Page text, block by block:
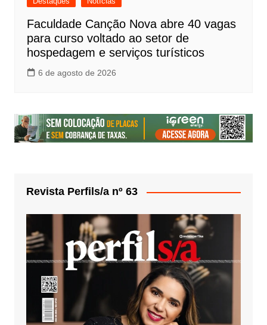
Faculdade Canção Nova abre 40 vagas
para curso voltado ao setor de
hospedagem e serviços turísticos
6 de agosto de 2026
Revista Perfils/a nº 63